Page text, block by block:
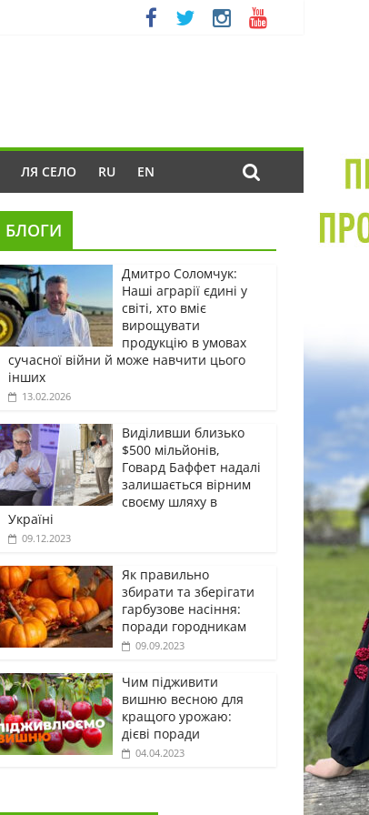
ЛЯ СЕЛО RU EN
БЛОГИ
Дмитро Соломчук:
Наші аграрії єдині у
світі, хто вміє
вирощувати
продукцію в умовах
сучасної війни й може навчити цього
інших
13.02.2026
Виділивши близько
$500 мільйонів,
Говард Баффет надалі
залишається вірним
своєму шляху в
Україні
09.12.2023
Як правильно
збирати та зберігати
гарбузове насіння:
поради городникам
09.09.2023
Чим підживити
вишню весною для
кращого урожаю:
дієві поради
04.04.2023